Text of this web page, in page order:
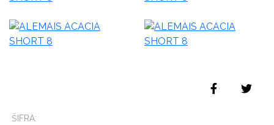
ŠIFRA: